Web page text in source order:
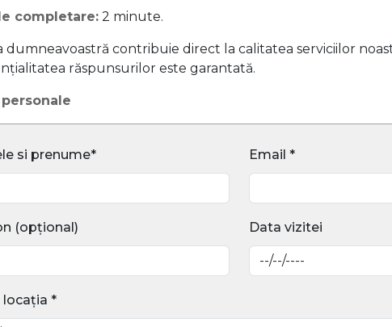
completare: 2 minute.
dumneavoastră contribuie direct la calitatea serviciilor
răspunsurilor este garantată.
si prenume* Email *
(opțional) Data vizitei
locația *